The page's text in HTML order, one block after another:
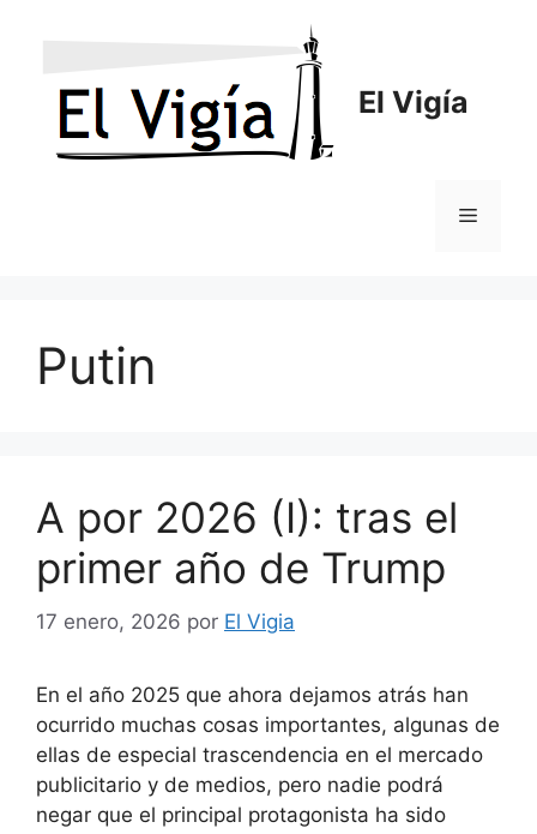
El Vigía
Menú
Putin
A por 2026 (I): tras el
primer año de Trump
17 enero, 2026 por El Vigia
En el año 2025 que ahora dejamos atrás han
ocurrido muchas cosas importantes, algunas de
ellas de especial trascendencia en el mercado
publicitario y de medios, pero nadie podrá
negar que el principal protagonista ha sido